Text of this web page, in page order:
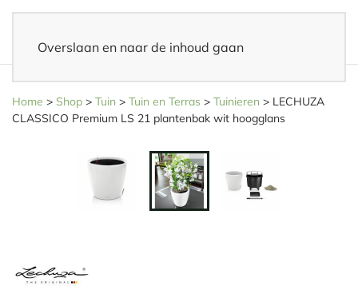
Overslaan en naar de inhoud gaan
Home > Shop > Tuin > Tuin en Terras > Tuinieren > LECHUZA
CLASSICO Premium LS 21 plantenbak wit hoogglans